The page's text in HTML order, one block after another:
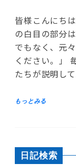
皆様こんにち
の白目の部分
でもなく、元
ください。」
たちが説明し
日記検索